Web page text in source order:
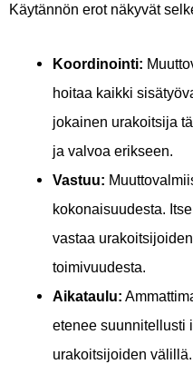
Käytännön erot näkyvät
Koordinointi:
hoitaa kaikki
jokainen urakoitsija
ja valvoa erikseen.
Vastuu:
kokonaisuudesta.
vastaa
toimivuudesta.
Aikataulu:
etenee suunnitellusti
urakoitsijoiden välillä.